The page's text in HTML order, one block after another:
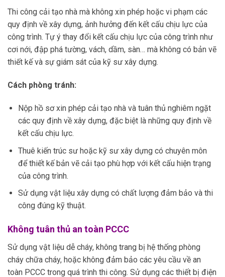
Thi công cải tạo nhà mà không xin phép hoặc vi phạm các
quy định về xây dựng, ảnh hưởng đến kết cấu chịu lực của
công trình. Tự ý thay đổi kết cấu chịu lực của công trình như
cơi nới, đập phá tường, vách, dầm, sàn… mà không có bản vẽ
thiết kế và sự giám sát của kỹ sư xây dựng.
Cách phòng tránh:
Nộp hồ sơ xin phép cải tạo nhà và tuân thủ nghiêm ngặt
các quy định về xây dựng, đặc biệt là những quy định về
kết cấu chịu lực.
Thuê kiến trúc sư hoặc kỹ sư xây dựng có chuyên môn
để thiết kế bản vẽ cải tạo phù hợp với kết cấu hiện trạng
của công trình.
Sử dụng vật liệu xây dựng có chất lượng đảm bảo và thi
công đúng kỹ thuật.
Không tuân thủ an toàn PCCC
Sử dụng vật liệu dễ cháy, không trang bị hệ thống phòng
cháy chữa cháy, hoặc không đảm bảo các yêu cầu về an
toàn PCCC trong quá trình thi công. Sử dụng các thiết bị điện